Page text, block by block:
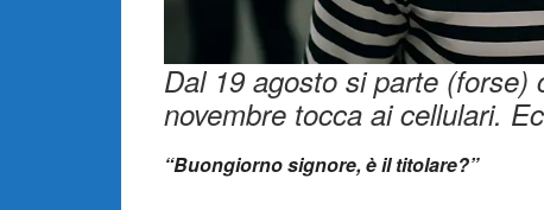
Dal 19 agosto si parte
novembre tocca ai cellulari.
“Buongiorno signore, è il titolare?”